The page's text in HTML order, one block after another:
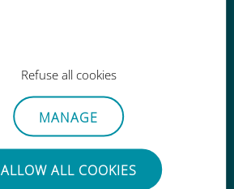
Refuse all cookies
MANAGE
ALLOW ALL COOKIES
간편한